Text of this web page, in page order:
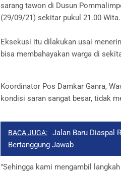
sarang tawon di Dusun
(29/09/21) sekitar pukul 21.00 Wita.
Eksekusi itu dilakukan usai
bisa membahayakan warga di
Koordinator Pos Damkar Ganra,
kondisi saran sangat besar, tidak
BACA JUGA:
Jalan Baru Diaspal
Bertanggung Jawab
"Sehingga kami mengambil